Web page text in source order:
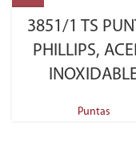
3851/1 TS
PHILLIPS,
Puntas